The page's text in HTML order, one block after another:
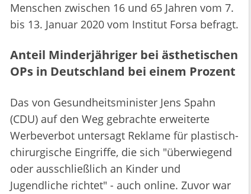
Menschen zwischen 16 und 65 Jahren vom 7.
bis 13. Januar 2020 vom Institut Forsa befragt.
Anteil Minderjähriger bei ästhetischen
OPs in Deutschland bei einem Prozent
Das von Gesundheitsminister Jens Spahn
(CDU) auf den Weg gebrachte erweiterte
Werbeverbot untersagt Reklame für plastisch-
chirurgische Eingriffe, die sich "überwiegend
oder ausschließlich an Kinder und
Jugendliche richtet" - auch online. Zuvor war